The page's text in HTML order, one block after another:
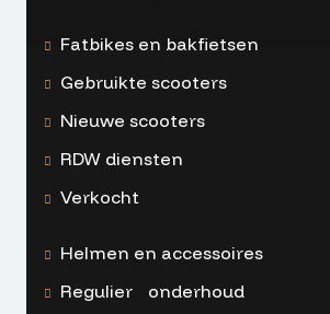
Fatbikes en bakfietsen
Gebruikte scooters
Nieuwe scooters
RDW diensten
Verkocht
Helmen en accessoires
Regulier onderhoud